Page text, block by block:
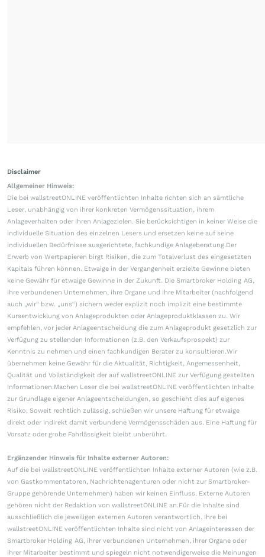
Disclaimer
Allgemeiner Hinweis:
Die bei wallstreetONLINE veröffentlichten Inhalte richten sich an sämtliche
Leser, unabhängig von ihrer konkreten Vermögenssituation, ihrem
Anlageverhalten oder ihren Anlagezielen. Sie berücksichtigen in keiner Weise die
individuelle Situation des einzelnen Lesers und ersetzen keine auf seine
individuellen Bedürfnisse ausgerichtete, fachkundige Anlageberatung.Der
Erwerb von Wertpapieren birgt Risiken, die zum Totalverlust des eingesetzten
Kapitals führen können. Etwaige in der Vergangenheit erzielte Gewinne bieten
keine Gewähr für etwaige Gewinne in der Zukunft. Die Smartbroker Holding AG,
ihre verbundenen Unternehmen, ihre Organe und ihre Mitarbeiter (nachfolgend
auch „wir“ bzw. „uns“) sichern weder explizit noch implizit eine bestimmte
Kursentwicklung von Anlageprodukten oder Anlageproduktklassen zu. Wir
empfehlen, vor jeder Anlageentscheidung die zum Anlageprodukt gesetzlich zur
Verfügung zu stellenden Informationen (z.B. den Verkaufsprospekt) zur
Kenntnis zu nehmen und einen fachkundigen Berater zu konsultieren.Wir
übernehmen keine Gewähr für die Aktualität, Richtigkeit, Angemessenheit,
Qualität und Vollständigkeit der auf wallstreetONLINE zur Verfügung gestellten
Informationen.Machen Leser die bei wallstreetONLINE veröffentlichten Inhalte
zur Grundlage eigener Anlageentscheidungen, so geschieht dies auf eigenes
Risiko. Soweit rechtlich zulässig, schließen wir unsere Haftung für etwaige
direkt oder indirekt damit verbundene Vermögensschäden aus. Eine Haftung für
Vorsatz oder grobe Fahrlässigkeit bleibt unberührt.
Ergänzender Hinweis für Inhalte externer Autoren:
Auf die bei wallstreetONLINE veröffentlichten Inhalte externer Autoren (wie z.B.
von Gastkommentatoren, Nachrichtenagenturen oder nicht zur Smartbroker-
Gruppe gehörende Unternehmen) haben wir keinen Einfluss. Externe Autoren
gehören nicht der Redaktion von wallstreetONLINE an.Für die Inhalte sind
ausschließlich die jeweiligen externen Autoren verantwortlich. Ihre bei
wallstreetONLINE veröffentlichten Inhalte sind nicht von Anlageinteressen der
Smartbroker Holding AG, ihrer verbundenen Unternehmen, ihrer Organe oder
ihrer Mitarbeiter bestimmt und spiegeln nicht notwendigerweise die Meinungen